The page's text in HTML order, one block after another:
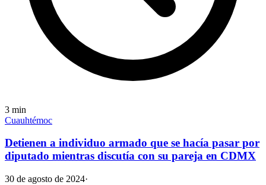
3 min
Cuauhtémoc
Detienen a individuo armado que se hacía pasar por
diputado mientras discutía con su pareja en CDMX
30 de agosto de 2024·